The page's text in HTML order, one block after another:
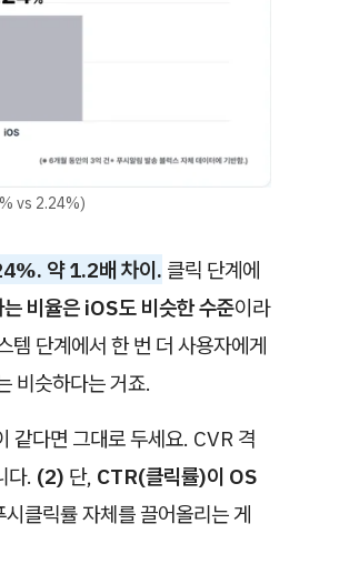
vs 2.24%)
약 1.2배 차이. 클릭 단계에
비율은 iOS도 비슷한 수준이라
템 단계에서 한 번 더 사용자에게
비슷하다는 거죠.
같다면 그대로 두세요. CVR 격
다. (2) 단, CTR(클릭률)이 OS
클릭률 자체를 끌어올리는 게